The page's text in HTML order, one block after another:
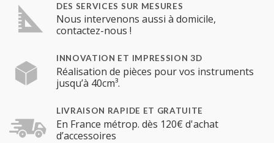
DES SERVICES SUR MESURES
Nous intervenons aussi à domicile,
contactez-nous !
INNOVATION ET IMPRESSION 3D
Réalisation de pièces pour vos instruments
jusqu’à 40cm³.
LIVRAISON RAPIDE ET GRATUITE
En France métrop. dès 120€ d'achat
d’accessoires